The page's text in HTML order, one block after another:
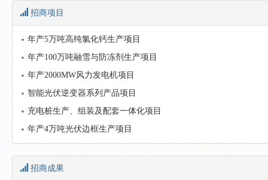
招商项目
年产5万吨高纯氯化钙生产项目
年产100万吨融雪与防冻剂生产项目
年产2000MW风力发电机项目
智能光伏逆变器系列产品项目
充电桩生产、组装及配套一体化项目
年产4万吨光伏边框生产项目
招商成果